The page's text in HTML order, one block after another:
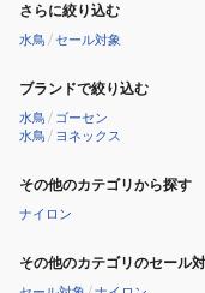
さらに絞り込む
水鳥 /セール対象
ブランドで絞り込む
水鳥 / ゴーセン
水鳥 / ヨネックス
その他のカテゴリから探す
ナイロン
その他のカテゴリのセール